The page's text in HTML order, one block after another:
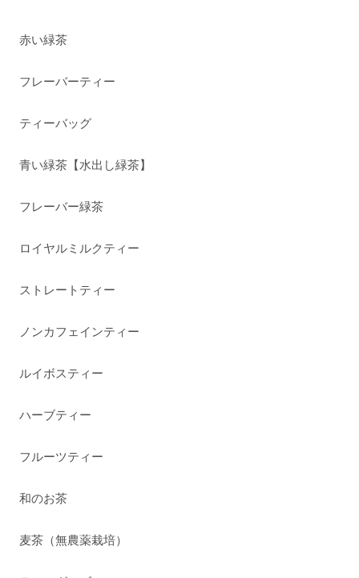
赤い緑茶
フレーバーティー
ティーバッグ
青い緑茶【水出し緑茶】
フレーバー緑茶
ロイヤルミルクティー
ストレートティー
ノンカフェインティー
ルイボスティー
ハーブティー
フルーツティー
和のお茶
麦茶（無農薬栽培）